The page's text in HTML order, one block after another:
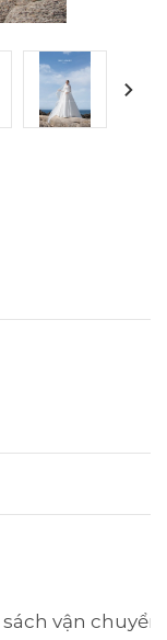
vận chuyển